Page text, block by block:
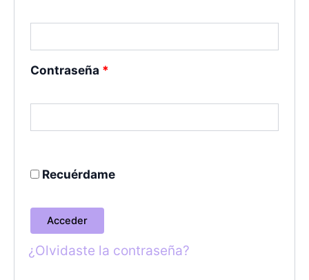
Contraseña *
Recuérdame
Acceder
¿Olvidaste la contraseña?